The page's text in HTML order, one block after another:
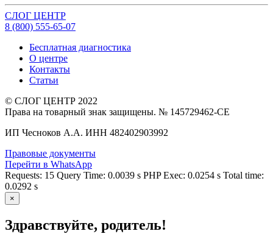
СЛОГ ЦЕНТР
8 (800) 555-65-07
Бесплатная диагностика
О центре
Контакты
Статьи
© СЛОГ ЦЕНТР 2022
Права на товарный знак защищены. № 145729462-СЕ
ИП Чесноков А.А. ИНН 482402903992
Правовые документы
Перейти в WhatsApp
Requests: 15 Query Time: 0.0039 s PHP Exec: 0.0254 s Total time:
0.0292 s
×
Здравствуйте, родитель!